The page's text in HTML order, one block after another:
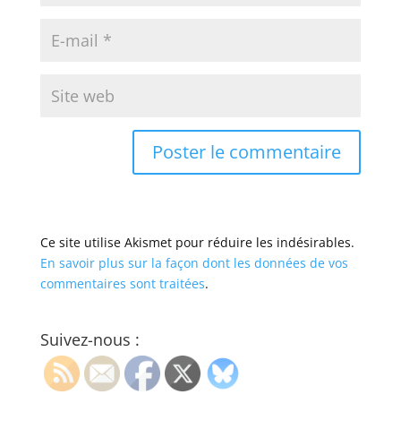
Ce site utilise Akismet pour réduire les indésirables.
En savoir plus sur la façon dont les données de vos
commentaires sont traitées.
Suivez-nous :